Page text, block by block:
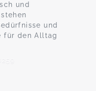
und
und
für den Alltag